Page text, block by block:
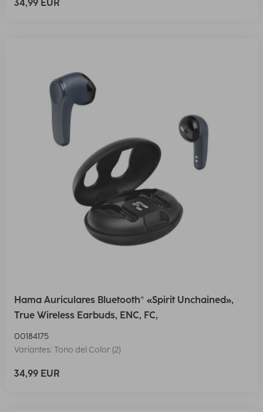
34,99 EUR
Hama Auriculares Bluetooth® «Spirit Unchained»,
True Wireless Earbuds, ENC, FC,
00184175
Variantes: Tono del Color (2)
34,99 EUR